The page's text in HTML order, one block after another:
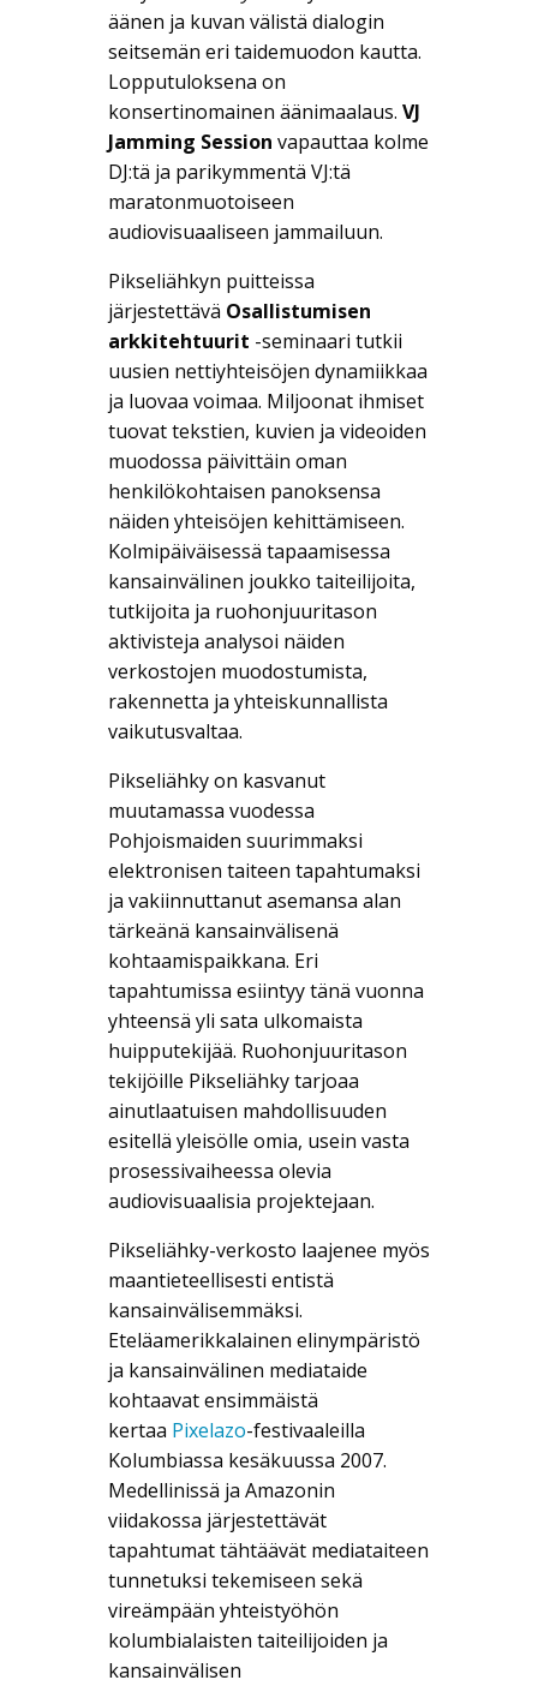
äänen ja kuvan välistä dialogin
seitsemän eri taidemuodon kautta.
Lopputuloksena on
konsertinomainen äänimaalaus. VJ
Jamming Session vapauttaa kolme
DJ:tä ja parikymmentä VJ:tä
maratonmuotoiseen
audiovisuaaliseen jammailuun.
Pikseliähkyn puitteissa
järjestettävä Osallistumisen
arkkitehtuurit -seminaari tutkii
uusien nettiyhteisöjen dynamiikkaa
ja luovaa voimaa. Miljoonat ihmiset
tuovat tekstien, kuvien ja videoiden
muodossa päivittäin oman
henkilökohtaisen panoksensa
näiden yhteisöjen kehittämiseen.
Kolmipäiväisessä tapaamisessa
kansainvälinen joukko taiteilijoita,
tutkijoita ja ruohonjuuritason
aktivisteja analysoi näiden
verkostojen muodostumista,
rakennetta ja yhteiskunnallista
vaikutusvaltaa.
Pikseliähky on kasvanut
muutamassa vuodessa
Pohjoismaiden suurimmaksi
elektronisen taiteen tapahtumaksi
ja vakiinnuttanut asemansa alan
tärkeänä kansainvälisenä
kohtaamispaikkana. Eri
tapahtumissa esiintyy tänä vuonna
yhteensä yli sata ulkomaista
huipputekijää. Ruohonjuuritason
tekijöille Pikseliähky tarjoaa
ainutlaatuisen mahdollisuuden
esitellä yleisölle omia, usein vasta
prosessivaiheessa olevia
audiovisuaalisia projektejaan.
Pikseliähky-verkosto laajenee myös
maantieteellisesti entistä
kansainvälisemmäksi.
Eteläamerikkalainen elinympäristö
ja kansainvälinen mediataide
kohtaavat ensimmäistä
kertaa Pixelazo-festivaaleilla
Kolumbiassa kesäkuussa 2007.
Medellinissä ja Amazonin
viidakossa järjestettävät
tapahtumat tähtäävät mediataiteen
tunnetuksi tekemiseen sekä
vireämpään yhteistyöhön
kolumbialaisten taiteilijoiden ja
kansainvälisen